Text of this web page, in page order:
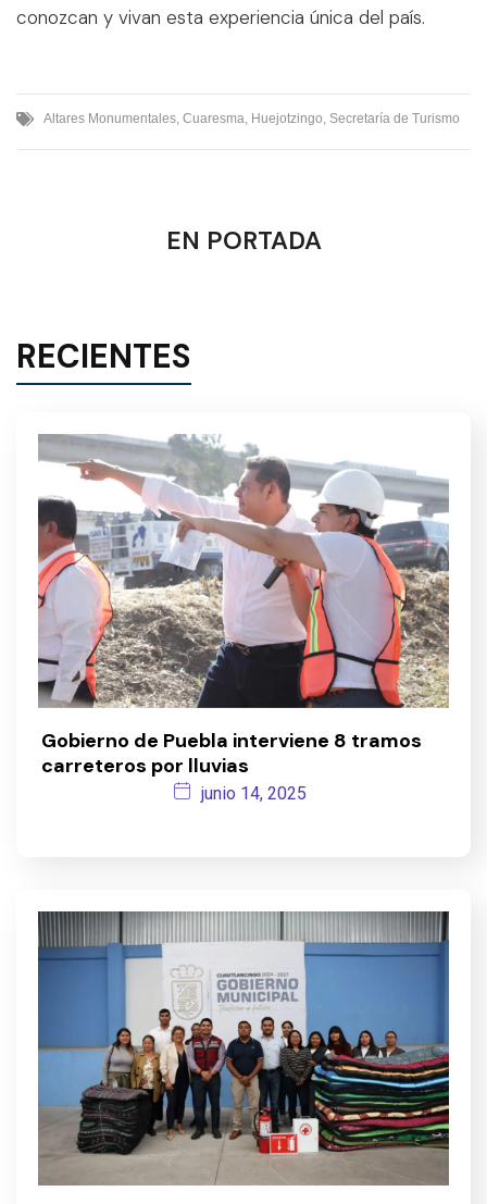
conozcan y vivan esta experiencia única del país.
Altares Monumentales, Cuaresma, Huejotzingo, Secretaría de Turismo
EN PORTADA
RECIENTES
Gobierno de Puebla interviene 8 tramos
carreteros por lluvias
junio 14, 2025